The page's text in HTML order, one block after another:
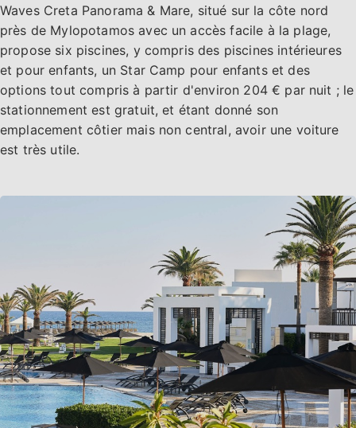
Waves Creta Panorama & Mare, situé sur la côte nord
près de Mylopotamos avec un accès facile à la plage,
propose six piscines, y compris des piscines intérieures
et pour enfants, un Star Camp pour enfants et des
options tout compris à partir d'environ 204 € par nuit ; le
stationnement est gratuit, et étant donné son
emplacement côtier mais non central, avoir une voiture
est très utile.